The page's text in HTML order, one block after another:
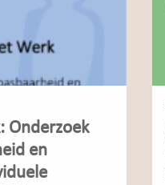
Onderzoek
en